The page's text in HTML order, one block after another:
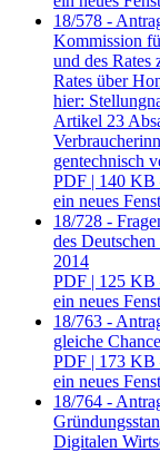
18/578 -
Kommission
und des
Rates über
hier:
Artikel 23
gentechnisch
PDF | 140
ein neues
18/728 -
des
2014
PDF | 125
ein neues
18/763 -
gleiche
PDF | 173 KB
ein neues
18/764 -
Digitalen